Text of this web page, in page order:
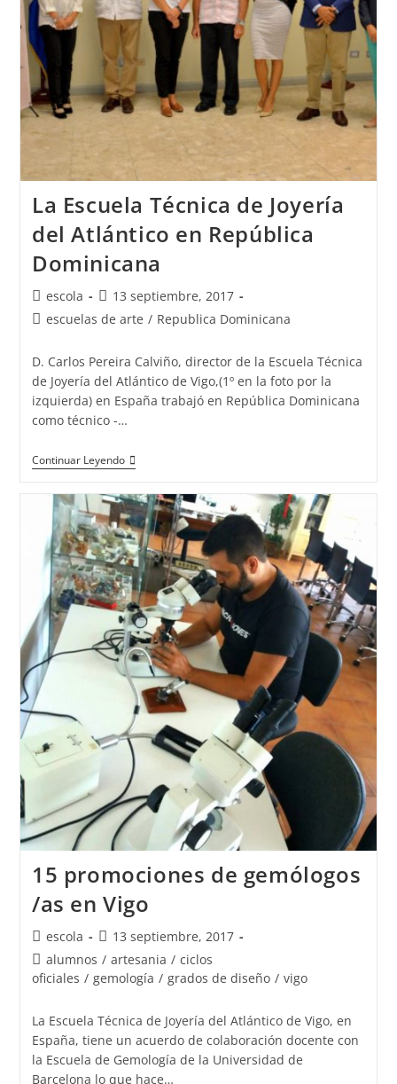
La Escuela Técnica de Joyería
del Atlántico en República
Dominicana
Autor
de
escola
Publicación
de
13 septiembre, 2017
Categoría
la
entrada:
escuelas de arte / Republica Dominicana
D. Carlos Pereira Calviño, director de la Escuela Técnica
de Joyería del Atlántico de Vigo,(1º en la foto por la
izquierda) en España trabajó en República Dominicana
como técnico -…
Continuar LeyendoLa
Escuela
De
Joyería
Del
Atlántico
En
República
Dominicana
15 promociones de gemólogos
/as en Vigo
Autor
de
la
escola
Publicación
de
la
entrada:
13 septiembre, 2017
Categoría
de
entrada:
alumnos / artesania / ciclos
oficiales / gemología / grados de diseño / vigo
La Escuela Técnica de Joyería del Atlántico de Vigo, en
España, tiene un acuerdo de colaboración docente con
la Escuela de Gemología de la Universidad de
Barcelona lo que hace…